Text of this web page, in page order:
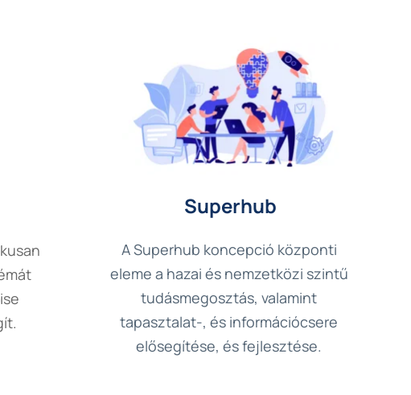
Superhub
A Superhub koncepció központi
eleme a hazai és nemzetközi szintű
tudásmegosztás, valamint
tapasztalat-, és információcsere
elősegítése, és fejlesztése.